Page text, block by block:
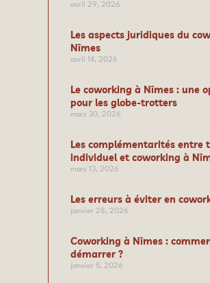
avril 29, 2026
Les aspects juridiques du
Nîmes
avril 14, 2026
Le coworking à Nîmes : une
pour les globe-trotters
mars 30, 2026
Les complémentarités entre
individuel et coworking à
mars 13, 2026
Les erreurs à éviter en
janvier 28, 2026
Coworking à Nîmes :
démarrer ?
janvier 5, 2026